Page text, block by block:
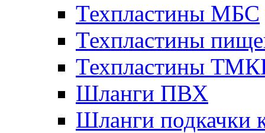
Техпластины МБС
Техпластины
Техпластины
Шланги ПВХ
Шланги подкачки